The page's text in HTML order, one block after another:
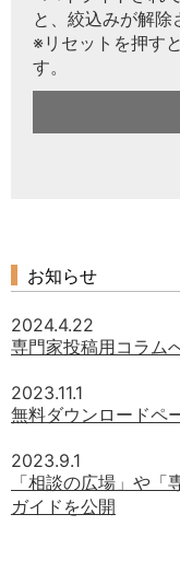
と、絞込みが解除
※リセットを押す
す。
お知らせ
2024.4.22
専門家投稿用コラム
2023.11.1
無料ダウンロードペ
2023.9.1
「相談の広場」や
ガイドを公開